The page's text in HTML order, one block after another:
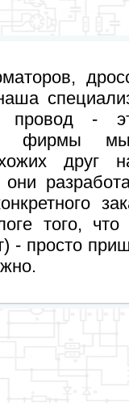
провод
фирмы
друг
того,
- просто